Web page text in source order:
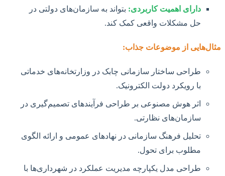
دارای اهمیت کاربردی: بتواند به سازمان‌های دولتی در
حل مشکلات واقعی کمک کند.
مثال‌هایی از موضوعات جذاب:
طراحی ساختار سازمانی چابک در وزارتخانه‌های خدماتی
با رویکرد دولت الکترونیک.
اثر هوش مصنوعی بر طراحی فرآیندهای تصمیم‌گیری در
سازمان‌های نظارتی.
تحلیل فرهنگ سازمانی در نهادهای عمومی و ارائه الگوی
مطلوب برای تحول.
طراحی مدل یکپارچه مدیریت عملکرد در شهرداری‌ها با